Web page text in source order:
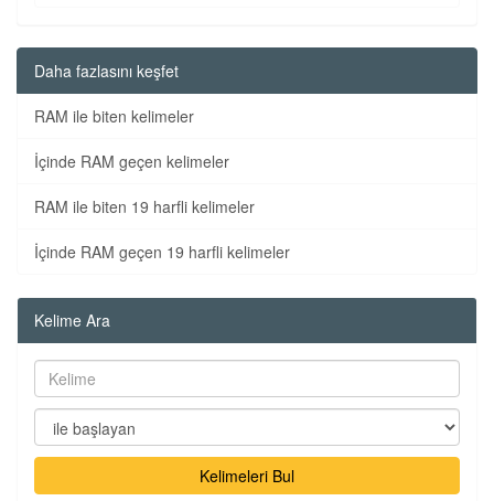
Daha fazlasını keşfet
RAM ile biten kelimeler
İçinde RAM geçen kelimeler
RAM ile biten 19 harfli kelimeler
İçinde RAM geçen 19 harfli kelimeler
Kelime Ara
Kelimeleri Bul